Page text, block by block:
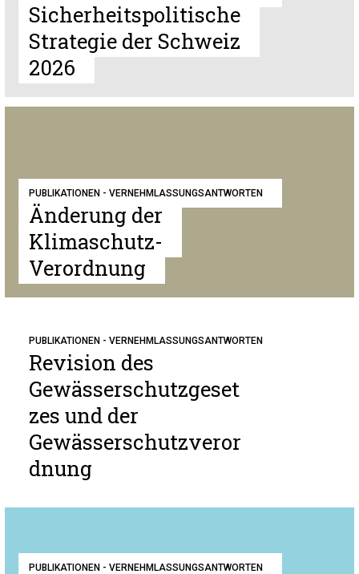
Sicherheitspolitische
Strategie der Schweiz
2026
PUBLIKATIONEN - VERNEHMLASSUNGSANTWORTEN
Änderung der
Klimaschutz-
Verordnung
PUBLIKATIONEN - VERNEHMLASSUNGSANTWORTEN
Revision des
Gewässerschutzgeset
zes und der
Gewässerschutzveror
dnung
PUBLIKATIONEN - VERNEHMLASSUNGSANTWORTEN